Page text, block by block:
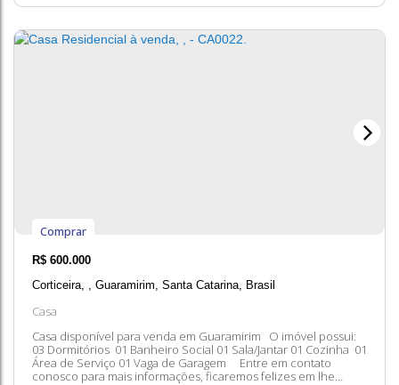
Casa
R$ 600.000
Corticeira
Guaramirim Santa Catarina Brasil
Casa disponível para venda em Guaramirim O imóvel possui:
03 Dormitórios 01 Banheiro Social 01 Sala/Jantar 01 Cozinha 01
Área de Serviço 01 Vaga de Garagem Entre em contato
conosco para mais informações, ficaremos felizes em lhe
Comprar